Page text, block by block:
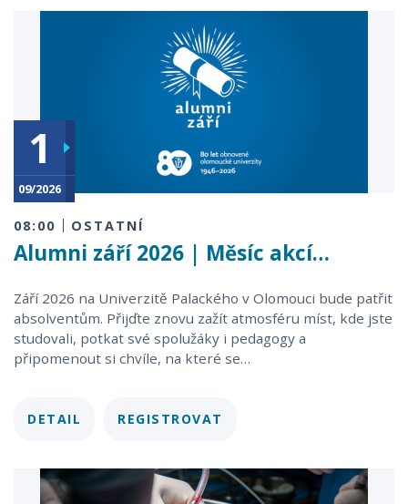
1
09/2026
30
09/2026
08:00 OSTATNÍ
Alumni září 2026 | Měsíc akcí…
Září 2026 na Univerzitě Palackého v Olomouci bude patřit
absolventům. Přijďte znovu zažít atmosféru míst, kde jste
studovali, potkat své spolužáky i pedagogy a
připomenout si chvíle, na které se…
DETAIL REGISTROVAT